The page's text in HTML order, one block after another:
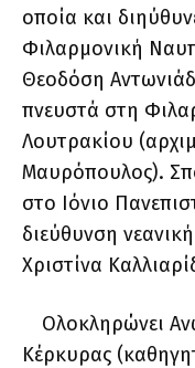
οποία και
Φιλαρμονική
Θεοδόση
πνευστά στη
Λουτρακίου
Μαυρόπουλος).
στο Ιόνιο
διεύθυνση
Χριστίνα
Ολοκληρώνει
Κέρκυρας